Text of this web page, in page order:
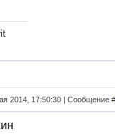
2014, 17:50:30 | Сообщение #